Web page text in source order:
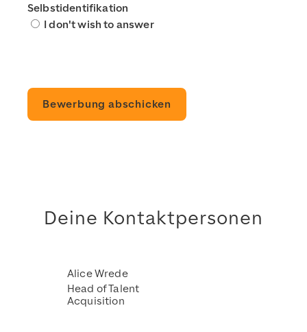
Selbstidentifikation
I don't wish to answer
Bewerbung abschicken
Deine Kontaktpersonen
Alice Wrede
Head of Talent
Acquisition